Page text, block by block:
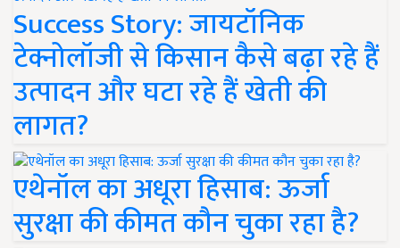
Success Story: जायटॉनिक
टेक्नोलॉजी से किसान कैसे बढ़ा रहे हैं
उत्पादन और घटा रहे हैं खेती की
लागत?
एथेनॉल का अधूरा हिसाब: ऊर्जा
सुरक्षा की कीमत कौन चुका रहा है?